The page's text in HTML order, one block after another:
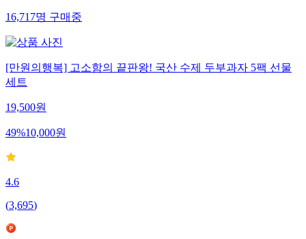
16,717명구매중
[만원의행복] 고소함의 끝판왕! 국산 수제 두부과자 5팩 선물
세트
19,500원
49%10,000원
4.6
(3,695)